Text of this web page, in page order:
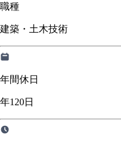
職種
建築・土木技術
年間休日
年120日